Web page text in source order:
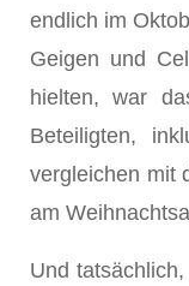
endlich im
Geigen und
hielten, war
Beteiligten,
vergleichen mit
am
Und